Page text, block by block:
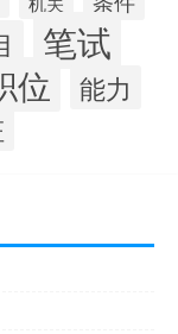
笔试
位 能力